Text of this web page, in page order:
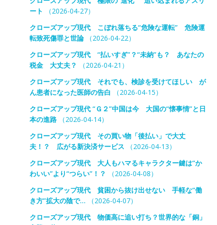
ート
（2026-04-27）
クローズアップ現代 こぼれ落ちる“危険な運転” 危険運
転致死傷罪と世論（2026-04-22）
クローズアップ現代 “払いすぎ”？“未納”も？ あなたの
税金 大丈夫？
（2026-04-21）
クローズアップ現代 それでも、検診を受けてほしい が
ん患者になった医師の告白
（2026-04-15）
クローズアップ現代 “Ｇ２”中国は今 大国の“懐事情”と日
本の進路（2026-04-14）
クローズアップ現代 その買い物「後払い」で大丈
夫！？ 広がる新決済サービス （2026-04-13）
クローズアップ現代 大人もハマるキャラクター鍵は“か
わいい”より“つらい”！？
（2026-04-08）
クローズアップ現代 貧困から抜け出せない 手軽な“働
き方”拡大の陰で… （2026-04-07）
クローズアップ現代 物価高に追い打ち？世界的な「銅」